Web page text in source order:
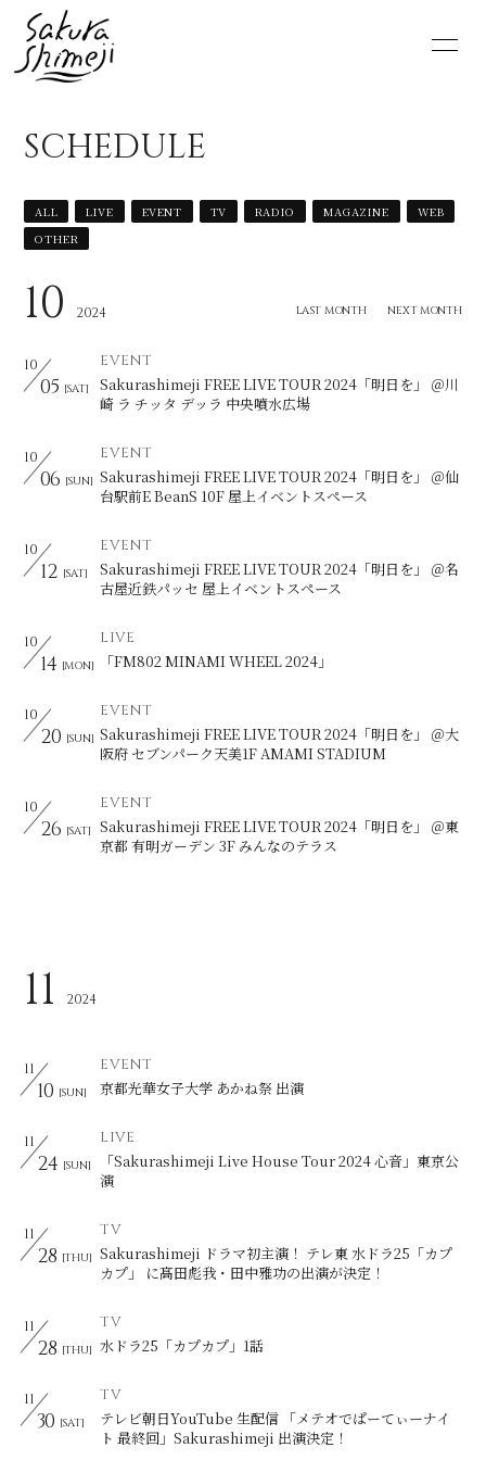
SCHEDULE
VIDEO
DISCOGRAPHY
MOVIE
NOTE
CONTACT
会員登録 ログイン
SCHEDULE
ALL LIVE EVENT TV RADIO MAGAZINE
WEB
OTHER
10 2024 LAST MONTH NEXT MONTH
10
05 [SAT]
EVENT
Sakurashimeji FREE LIVE TOUR 2024「明日を」 ＠川
崎 ラ チッタ デッラ 中央噴水広場
10
06 [SUN]
EVENT
Sakurashimeji FREE LIVE TOUR 2024「明日を」 ＠仙
台駅前E BeanS 10F 屋上イベントスペース
10
12 [SAT]
EVENT
Sakurashimeji FREE LIVE TOUR 2024「明日を」 ＠名
古屋近鉄パッセ 屋上イベントスペース
10
14 [MON]
LIVE
「FM802 MINAMI WHEEL 2024」
10
20 [SUN]
EVENT
Sakurashimeji FREE LIVE TOUR 2024「明日を」 ＠大
阪府 セブンパーク天美1F AMAMI STADIUM
10
26 [SAT]
EVENT
Sakurashimeji FREE LIVE TOUR 2024「明日を」 ＠東
京都 有明ガーデン 3F みんなのテラス
11 2024
11
10 [SUN]
EVENT
京都光華女子大学 あかね祭 出演
11
24 [SUN]
LIVE
「Sakurashimeji Live House Tour 2024 心音」東京公
演
11
28 [THU]
TV
Sakurashimeji ドラマ初主演！ テレ東 水ドラ25「カプ
カプ」 に髙田彪我・田中雅功の出演が決定！
11
28 [THU]
TV
水ドラ25「カプカプ」1話
11
30 [SAT]
TV
テレビ朝日YouTube 生配信 「メテオでぱーてぃーナイ
ト 最終回」Sakurashimeji 出演決定！